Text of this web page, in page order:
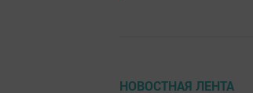
НОВОСТНАЯ ЛЕНТА